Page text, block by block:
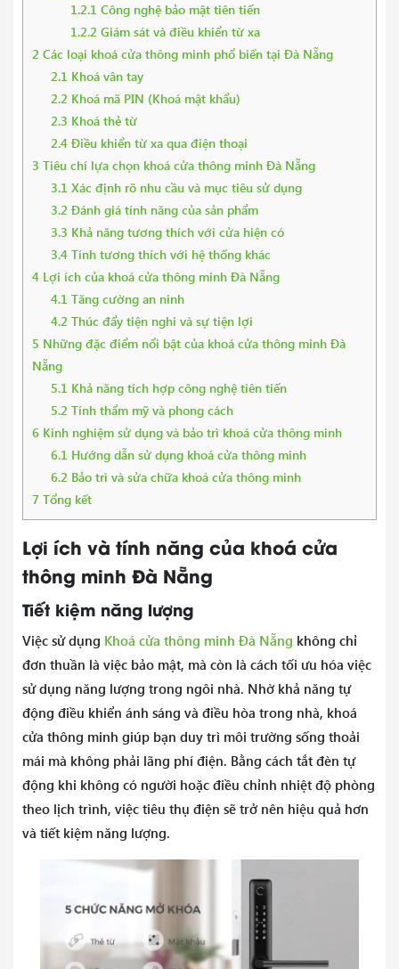
1.2.1 Công nghệ bảo mật tiên tiến
1.2.2 Giám sát và điều khiển từ xa
2 Các loại khoá cửa thông minh phổ biến tại Đà Nẵng
2.1 Khoá vân tay
2.2 Khoá mã PIN (Khoá mật khẩu)
2.3 Khoá thẻ từ
2.4 Điều khiển từ xa qua điện thoại
3 Tiêu chí lựa chọn khoá cửa thông minh Đà Nẵng
3.1 Xác định rõ nhu cầu và mục tiêu sử dụng
3.2 Đánh giá tính năng của sản phẩm
3.3 Khả năng tương thích với cửa hiện có
3.4 Tính tương thích với hệ thống khác
4 Lợi ích của khoá cửa thông minh Đà Nẵng
4.1 Tăng cường an ninh
4.2 Thúc đẩy tiện nghi và sự tiện lợi
5 Những đặc điểm nổi bật của khoá cửa thông minh Đà
Nẵng
5.1 Khả năng tích hợp công nghệ tiên tiến
5.2 Tính thẩm mỹ và phong cách
6 Kinh nghiệm sử dụng và bảo trì khoá cửa thông minh
6.1 Hướng dẫn sử dụng khoá cửa thông minh
6.2 Bảo trì và sửa chữa khoá cửa thông minh
7 Tổng kết
Lợi ích và tính năng của khoá cửa
thông minh Đà Nẵng
Tiết kiệm năng lượng
Việc sử dụng Khoá cửa thông minh Đà Nẵng không chỉ
đơn thuần là việc bảo mật, mà còn là cách tối ưu hóa việc
sử dụng năng lượng trong ngôi nhà. Nhờ khả năng tự
động điều khiển ánh sáng và điều hòa trong nhà, khoá
cửa thông minh giúp bạn duy trì môi trường sống thoải
mái mà không phải lãng phí điện. Bằng cách tắt đèn tự
động khi không có người hoặc điều chỉnh nhiệt độ phòng
theo lịch trình, việc tiêu thụ điện sẽ trở nên hiệu quả hơn
và tiết kiệm năng lượng.